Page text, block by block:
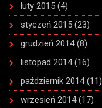
luty 2015 (4)
styczeń 2015 (23)
grudzień 2014(8)
listopad 2014(16)
październik 2014(11)
wrzesień 2014(17)